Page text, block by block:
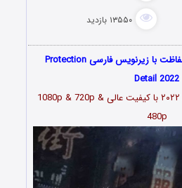
۱۳۵۵۰ بازدید
دانلود رایگان فیلم تیم حفاظت با زیرنویس فارسی Protection
Detail 2022
۲۰۲۲
با کیفیت عالی 1080p & 720p &
480p